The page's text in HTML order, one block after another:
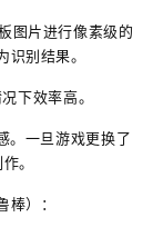
图片进行像素级的
别结果。
下效率高。
。一旦游戏更换了
。
）：